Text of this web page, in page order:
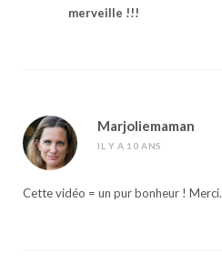
merveille !!!
Marjoliemaman
IL Y A 10 ANS
Cette vidéo = un pur bonheur ! Merci.